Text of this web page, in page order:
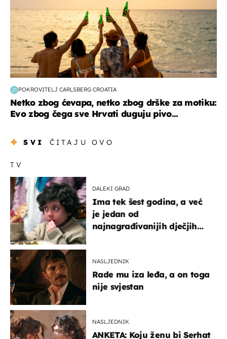
POKROVITELJ CARLSBERG CROATIA
Netko zbog ćevapa, netko zbog drške za motiku:
Evo zbog čega sve Hrvati duguju pivo...
SVI ČITAJU OVO
TV
DALEKI GRAD
Ima tek šest godina, a već
je jedan od
najnagrađivanijih dječjih
NASLJEDNIK
Rade mu iza leđa, a on toga
nije svjestan
NASLJEDNIK
ANKETA: Koju ženu bi Serhat